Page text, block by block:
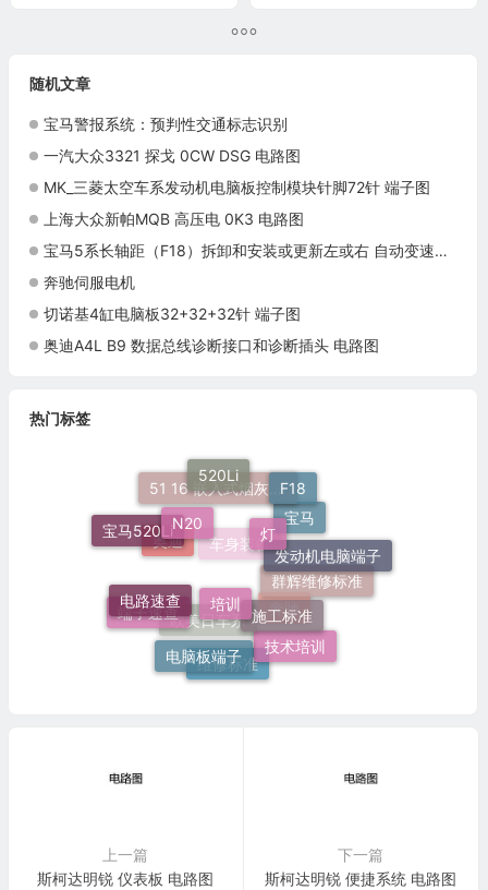
随机文章
宝马警报系统：预判性交通标志识别
一汽大众3321 探戈 0CW DSG 电路图
MK_三菱太空车系发动机电脑板控制模块针脚72针 端子图
上海大众新帕MQB 高压电 0K3 电路图
宝马5系长轴距（F18）拆卸和安装或更新左或右 自动变速箱换挡平衡杆施工与复检标准
奔驰伺服电机
切诺基4缸电脑板32+32+32针 端子图
奥迪A4L B9 数据总线诊断接口和诊断插头 电路图
热门标签
电脑板端子
维修标准
技术培训
施工标准
电路速查
端子速查
欧美日车系
奔驰
群辉维修标准
发动机电脑端子
灯
N20
宝马520Li
奥迪
车身装备
宝马
F18
520Li
51 16 嵌入式烟灰缸托架
上一篇
斯柯达明锐 仪表板 电路图
下一篇
斯柯达明锐 便捷系统 电路图